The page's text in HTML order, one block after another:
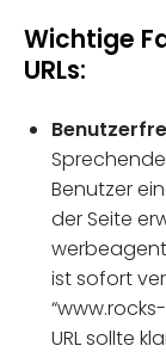
Wichtige
URLs:
Benutzer
der Seite
ist sofort
URL sollte